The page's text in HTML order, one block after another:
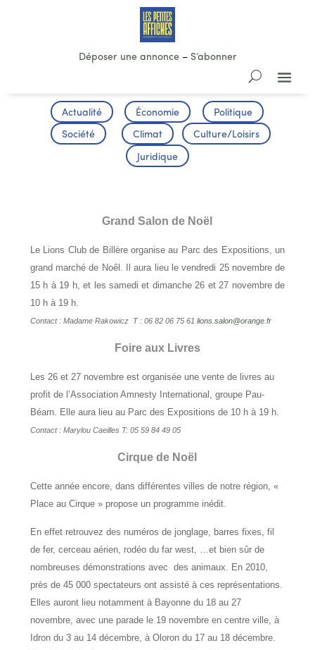
Déposer une annonce– S’abonner
Actualité Économie Politique
Société Climat Culture/Loisirs
Juridique
Grand Salon de Noël
Le Lions Club de Billère organise au Parc des Expositions, un
grand marché de Noêl. Il aura lieu le vendredi 25 novembre de
15 h à 19 h, et les samedi et dimanche 26 et 27 novembre de
10 h à 19 h.
Contact : Madame Rakowicz T : 06 82 06 75 61 lions.salon@orange.fr
Foire aux Livres
Les 26 et 27 novembre est organisée une vente de livres au
profit de l’Association Amnesty International, groupe Pau-
Béarn. Elle aura lieu au Parc des Expositions de 10 h à 19 h.
Contact : Marylou Caeilles T: 05 59 84 49 05
Cirque de Noël
Cette année encore, dans différentes villes de notre région, «
Place au Cirque » propose un programme inédit.
En effet retrouvez des numéros de jonglage, barres fixes, fil
de fer, cerceau aérien, rodéo du far west, …et bien sûr de
nombreuses démonstrations avec des animaux. En 2010,
près de 45 000 spectateurs ont assisté à ces représentations.
Elles auront lieu notamment à Bayonne du 18 au 27
novembre, avec une parade le 19 novembre en centre ville, à
Idron du 3 au 14 décembre, à Oloron du 17 au 18 décembre.